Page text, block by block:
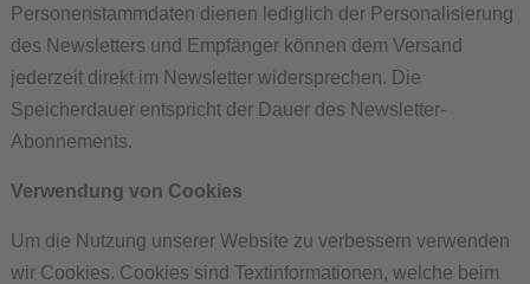
Personenstammdaten dienen lediglich der Personalisierung
des Newsletters und Empfänger können dem Versand
jederzeit direkt im Newsletter widersprechen. Die
Speicherdauer entspricht der Dauer des Newsletter-
Abonnements.
Verwendung von Cookies
Um die Nutzung unserer Website zu verbessern verwenden
wir Cookies. Cookies sind Textinformationen, welche beim